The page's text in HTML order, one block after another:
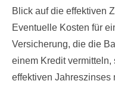
Blick auf die effektiven
Eventuelle Kosten für
Versicherung, die die
einem Kredit
effektiven Jahreszinses